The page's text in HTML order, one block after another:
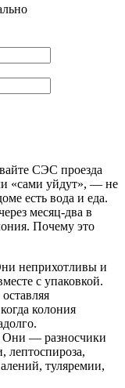
СЭС проезда
«сами уйдут», — не
есть вода и еда.
месяц-два в
Почему это
неприхотливы и
с упаковкой.
колония
Они — разносчики
лептоспироза,
туляремии,